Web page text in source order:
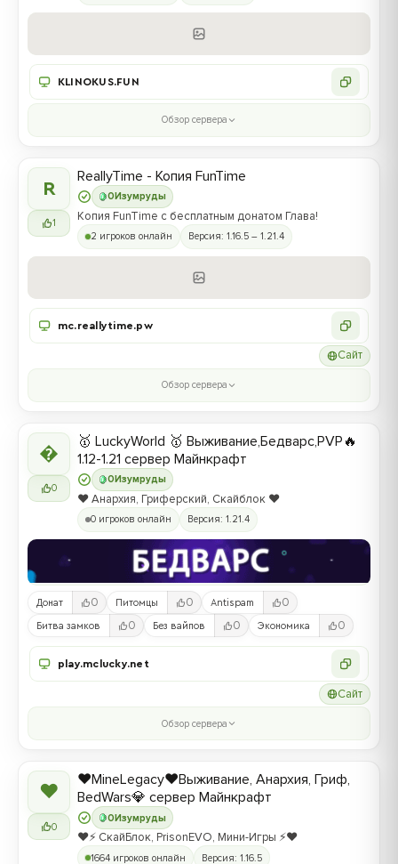
KLINOKUS.FUN
Обзор сервера
R
1
0 Изумруды
ReallyTime - Копия FunTime
Копия FunTime с бесплатным донатом Глава!
2 игроков онлайн Версия: 1.16.5 – 1.21.4
mc.reallytime.pw
Сайт
Обзор сервера

0
0 Изумруды
🥇 LuckyWorld 🥇 Выживание,Бедварс,PVP🔥
1.12-1.21 сервер Майнкрафт
❤️ Анархия, Гриферский, Скайблок ❤️
0 игроков онлайн Версия: 1.21.4
Донат 0 Питомцы 0 Antispam 0
Битва замков 0 Без вайпов 0 Экономика 0
play.mclucky.net
Сайт
Обзор сервера
❤
0
0Изумруды
❤️MineLegacy❤️Выживание, Анархия, Гриф,
BedWars💎 сервер Майнкрафт
❤️⚡️ СкайБлок, PrisonEVO, Мини-Игры ⚡️❤️
1664 игроков онлайн Версия: 1.16.5